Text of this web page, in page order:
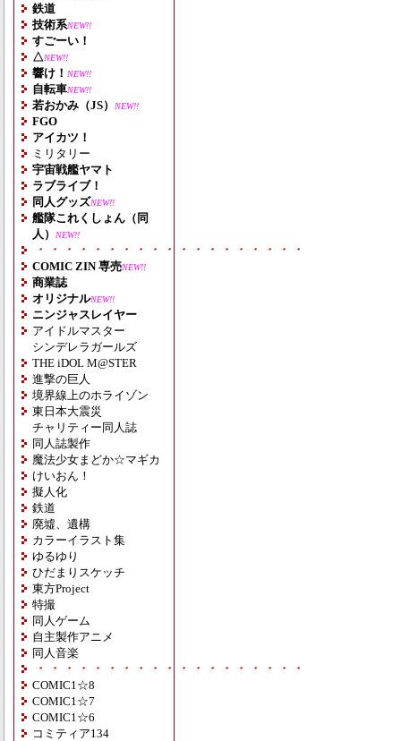
鉄道
技術系NEW!!
すごーい！
△NEW!!
響け！ NEW!!
自転車NEW!!
若おかみ（JS） NEW!!
FGO
アイカツ！
ミリタリー
宇宙戦艦ヤマト
ラブライブ！
同人グッズNEW!!
艦隊これくしょん（同
人）
NEW!!
・・・・・・・・・・・・・・・・・・・
COMIC ZIN 専売NEW!!
商業誌
オリジナルNEW!!
ニンジャスレイヤー
アイドルマスター
シンデレラガールズ
THE iDOL M@STER
進撃の巨人
境界線上のホライゾン
東日本大震災
チャリティー同人誌
同人誌製作
魔法少女まどか☆マギカ
けいおん！
擬人化
鉄道
廃墟、遺構
カラーイラスト集
ゆるゆり
ひだまりスケッチ
東方Project
特撮
同人ゲーム
自主製作アニメ
同人音楽
・・・・・・・・・・・・・・・・・・・
COMIC1☆8
COMIC1☆7
COMIC1☆6
コミティア134